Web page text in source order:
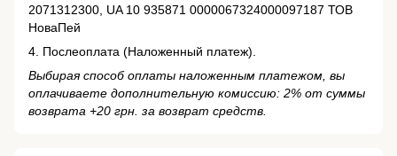
2071312300, UA 10 935871 0000067324000097187 ТОВ
НоваПей
4. Послеоплата (Наложенный платеж).
Выбирая способ оплаты наложенным платежом, вы
оплачиваете дополнительную комиссию: 2% от суммы
возврата +20 грн. за возврат средств.